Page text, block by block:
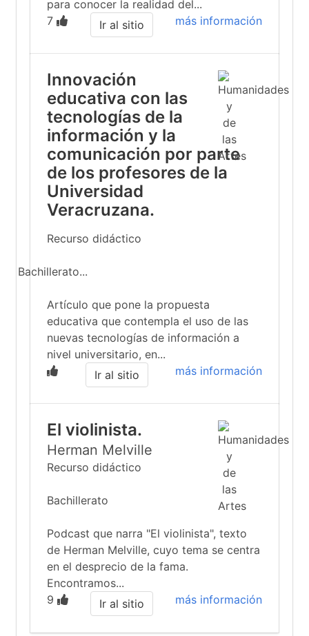
para conocer la realidad del...
7
más información
Ir al sitio
Innovación
educativa con las
tecnologías de la
información y la
comunicación por parte
de los profesores de la
Universidad
Veracruzana.
Recurso didáctico
Bachillerato...
Artículo que pone la propuesta
educativa que contempla el uso de las
nuevas tecnologías de información a
nivel universitario, en...
más información
Ir al sitio
El violinista.
Herman Melville
Recurso didáctico
Bachillerato
Podcast que narra "El violinista", texto
de Herman Melville, cuyo tema se centra
en el desprecio de la fama.
Encontramos...
9
más información
Ir al sitio